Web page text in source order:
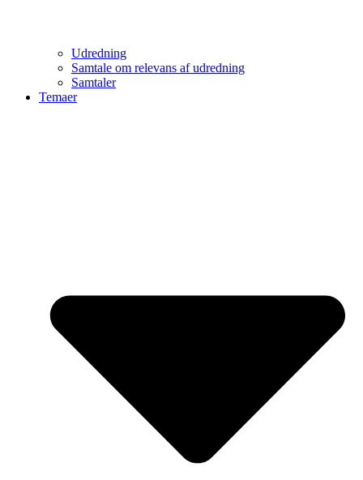
Udredning
Samtale om relevans af udredning
Samtaler
Temaer